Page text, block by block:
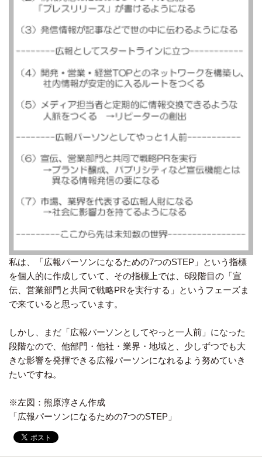
私は、「広報パーソンになるための7つのSTEP」という指標
を個人的に作成していて、その指標上では、6段階目の「宣
伝、営業部門と共同で戦略PRを実行する」というフェーズま
で来ていると思っています。
しかし、まだ「広報パーソンとしてやっと一人前」になった
段階なので、他部門・他社・業界・地域と、少しずつでも大
きな影響を発揮できる広報パーソンになれるよう努めていき
たいですね。
※左図：熊原淳さん作成
「広報パーソンになるための7つのSTEP」